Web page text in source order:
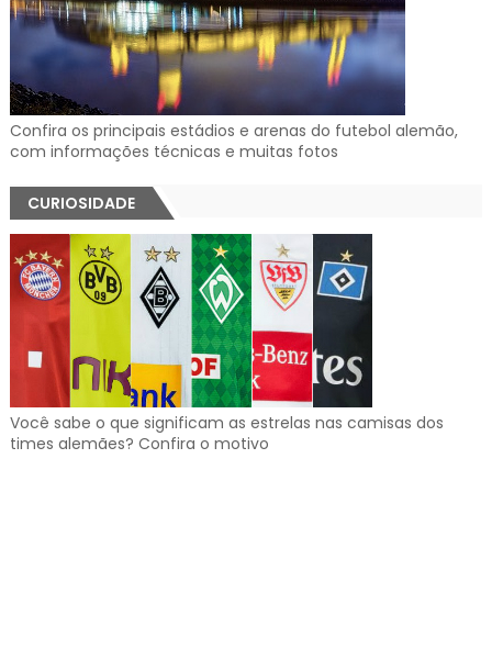
Confira os principais estádios e arenas do futebol alemão,
com informações técnicas e muitas fotos
CURIOSIDADE
Você sabe o que significam as estrelas nas camisas dos
times alemães? Confira o motivo